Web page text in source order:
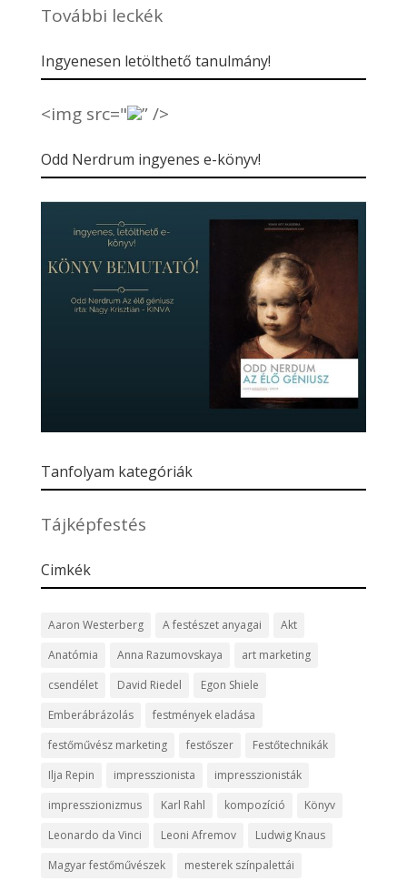
További leckék
Ingyenesen letölthető tanulmány!
<img src=" ” />
Odd Nerdrum ingyenes e-könyv!
Tanfolyam kategóriák
Tájképfestés
Cimkék
Aaron Westerberg A festészet anyagai
Akt
Anatómia
Anna Razumovskaya
art marketing
csendélet
David Riedel
Egon Shiele
Emberábrázolás
festmények eladása
festőművész marketing
festőszer
Festőtechnikák
Ilja Repin
impresszionista
impresszionisták
impresszionizmus
Karl Rahl kompozíció
Könyv
Leonardo da Vinci
Leoni Afremov
Ludwig Knaus
Magyar festőművészek
mesterek színpalettái